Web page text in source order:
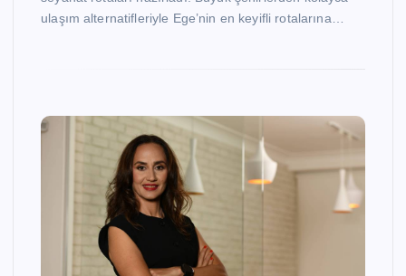
ulaşım alternatifleriyle Ege’nin en keyifli rotalarına…